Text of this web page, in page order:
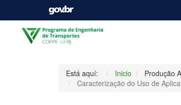
Está aquí: Inicio Produção
Caracterização do Uso de